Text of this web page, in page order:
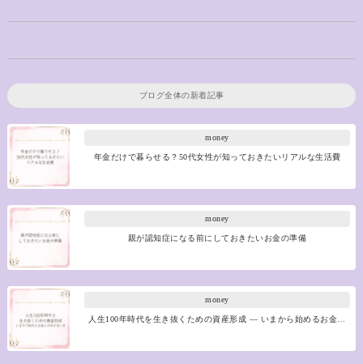
ブログ全体の新着記事
money
年金だけで暮らせる？50代女性が知っておきたいリアルな生活費
money
親が認知症になる前にしておきたいお金の準備
money
人生100年時代を生き抜くための資産形成 ― いまから始めるお金…